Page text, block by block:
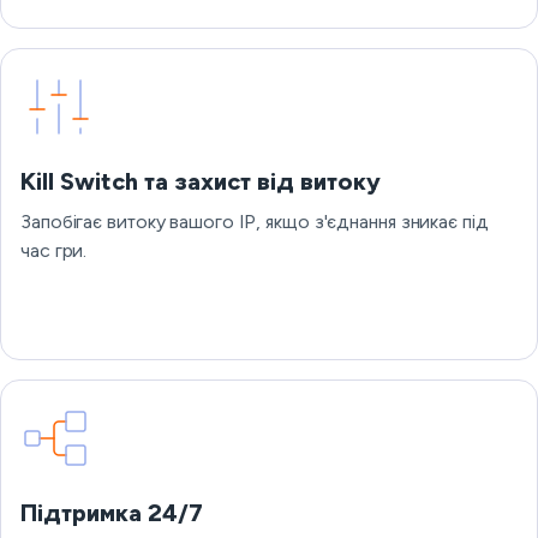
Kill Switch та захист від витоку
Запобігає витоку вашого IP, якщо з'єднання зникає під
час гри.
Підтримка 24/7